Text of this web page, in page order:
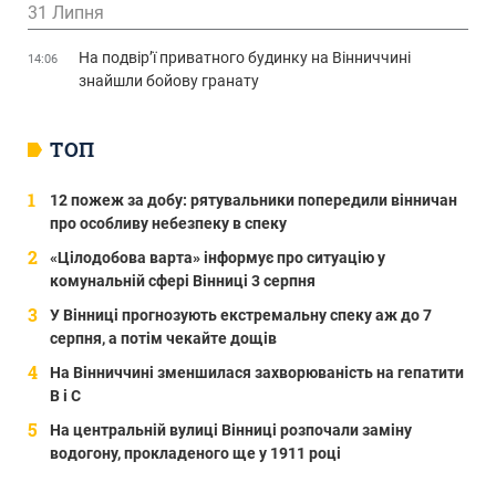
ТОП
12 пожеж за добу: рятувальники попередили вінничан
про особливу небезпеку в спеку
«Цілодобова варта» інформує про ситуацію у
комунальній сфері Вінниці 3 серпня
У Вінниці прогнозують екстремальну спеку аж до 7
серпня, а потім чекайте дощів
На Вінниччині зменшилася захворюваність на гепатити
В і С
На центральній вулиці Вінниці розпочали заміну
водогону, прокладеного ще у 1911 році
31 Липня
14:06
На подвір’ї приватного будинку на Вінниччині
знайшли бойову гранату